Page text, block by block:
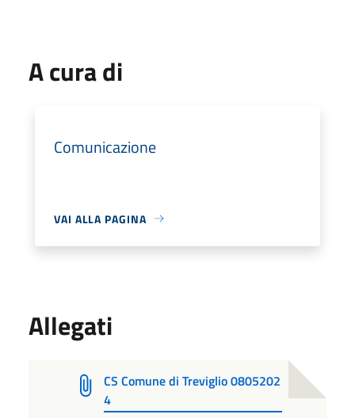
A cura di
Comunicazione
VAI ALLA PAGINA
Allegati
CS Comune di Treviglio 0805202
4